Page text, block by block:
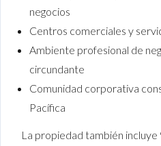
negocios
Centros comerciales y
Ambiente profesional de
circundante
Comunidad corporativa
Pacífica
La propiedad también incluye